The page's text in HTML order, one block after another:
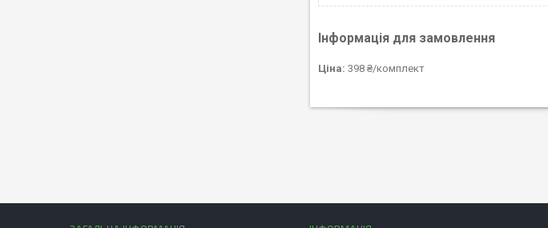
Інформація для замовлення
Ціна: 398 ₴/комплект